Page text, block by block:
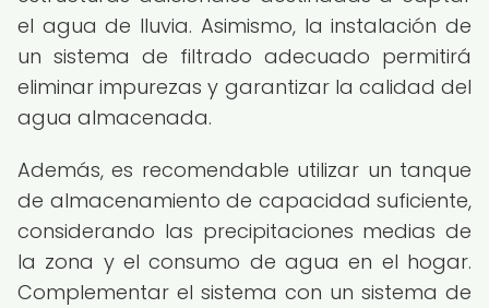
el agua de lluvia. Asimismo, la instalación de
un sistema de filtrado adecuado permitirá
eliminar impurezas y garantizar la calidad del
agua almacenada.
Además, es recomendable utilizar un tanque
de almacenamiento de capacidad suficiente,
considerando las precipitaciones medias de
la zona y el consumo de agua en el hogar.
Complementar el sistema con un sistema de